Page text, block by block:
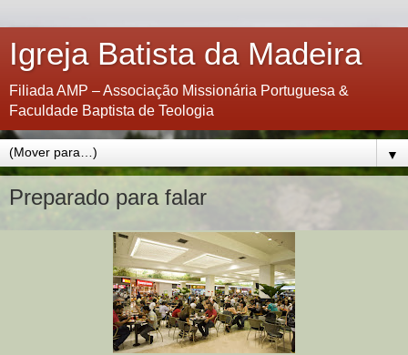
Igreja Batista da Madeira
Filiada AMP – Associação Missionária Portuguesa &
Faculdade Baptista de Teologia
▼
Preparado para falar